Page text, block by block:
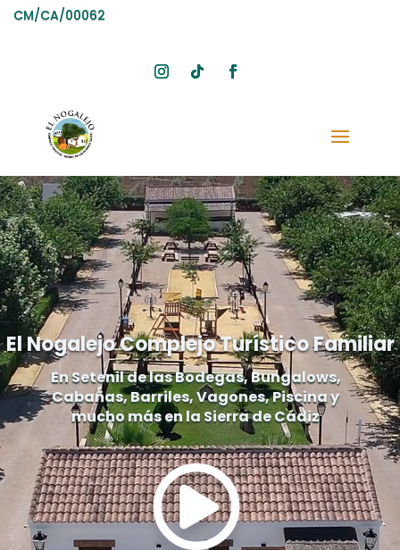
CM/CA/00062
El Nogalejo Complejo Turístico Familiar
En Setenil de las Bodegas, Bungalows,
Cabañas, Barriles, Vagones, Piscina y
mucho más en la Sierra de Cádiz